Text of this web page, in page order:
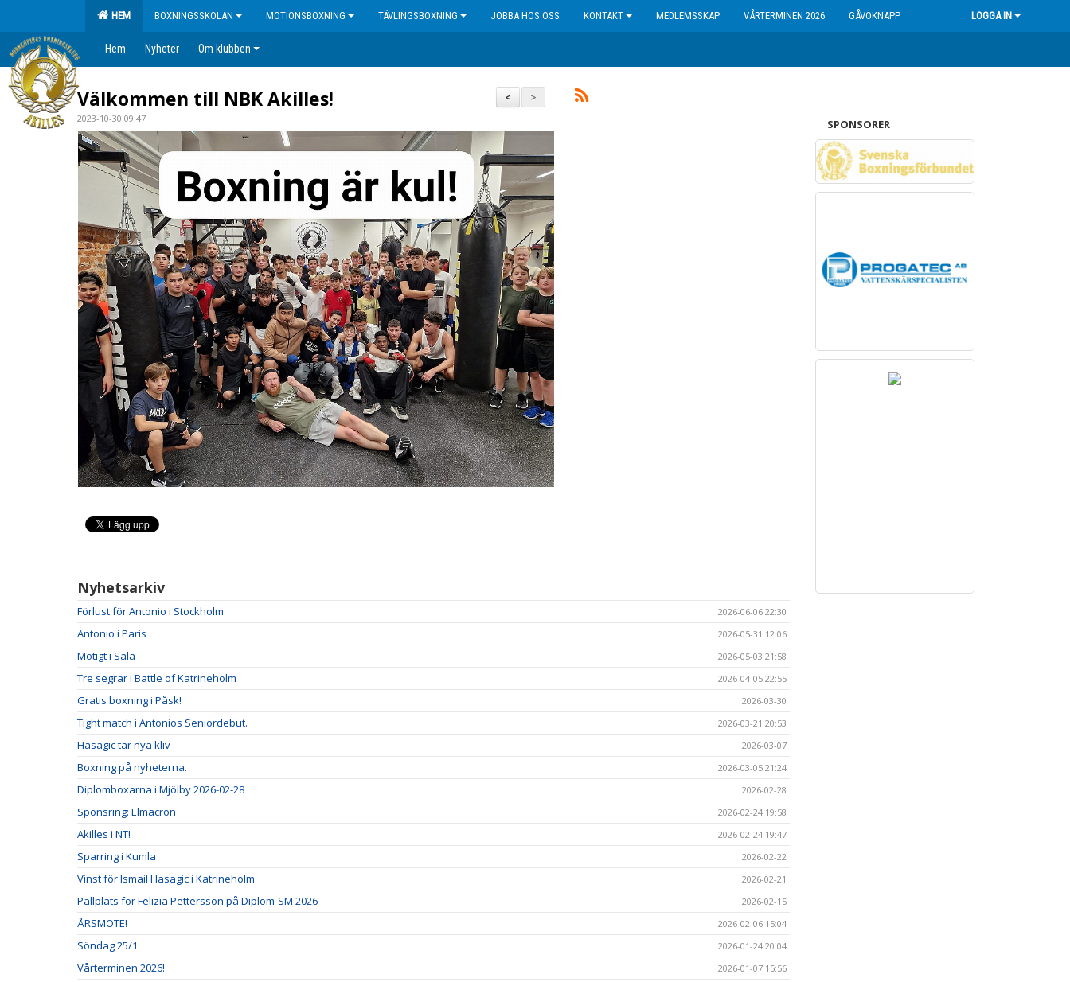
HEM BOXNINGSSKOLAN MOTIONSBOXNING TÄVLINGSBOXNING JOBBA HOS OSS KONTAKT MEDLEMSSKAP VÅRTERMINEN 2026 GÅVOKNAPP LOGGA IN
Hem Nyheter Om klubben
>
<
Välkommen till NBK Akilles!
2023-10-30 09:47
Nyhetsarkiv
Förlust för Antonio i Stockholm 2026-06-06 22:30
Antonio i Paris 2026-05-31 12:06
Motigt i Sala 2026-05-03 21:58
Tre segrar i Battle of Katrineholm 2026-04-05 22:55
Gratis boxning i Påsk! 2026-03-30
Tight match i Antonios Seniordebut. 2026-03-21 20:53
Hasagic tar nya kliv 2026-03-07
Boxning på nyheterna. 2026-03-05 21:24
Diplomboxarna i Mjölby 2026-02-28 2026-02-28
Sponsring: Elmacron 2026-02-24 19:58
Akilles i NT! 2026-02-24 19:47
Sparring i Kumla 2026-02-22
Vinst för Ismail Hasagic i Katrineholm 2026-02-21
Pallplats för Felizia Pettersson på Diplom-SM 2026 2026-02-15
ÅRSMÖTE! 2026-02-06 15:04
Söndag 25/1 2026-01-24 20:04
Vårterminen 2026! 2026-01-07 15:56
SPONSORER